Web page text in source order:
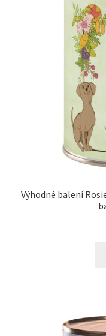
Výhodné balení